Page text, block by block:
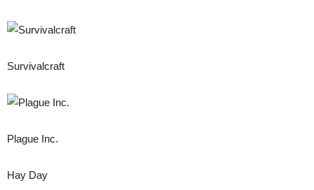
Survivalcraft
Plague Inc.
Hay Day